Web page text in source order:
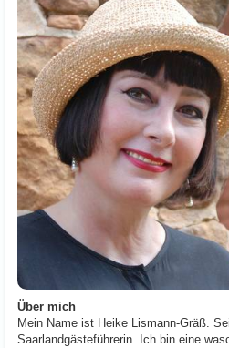
Über mich
Mein Name ist Heike Lismann-Gräß.
Saarlandgästeführerin. Ich bin eine